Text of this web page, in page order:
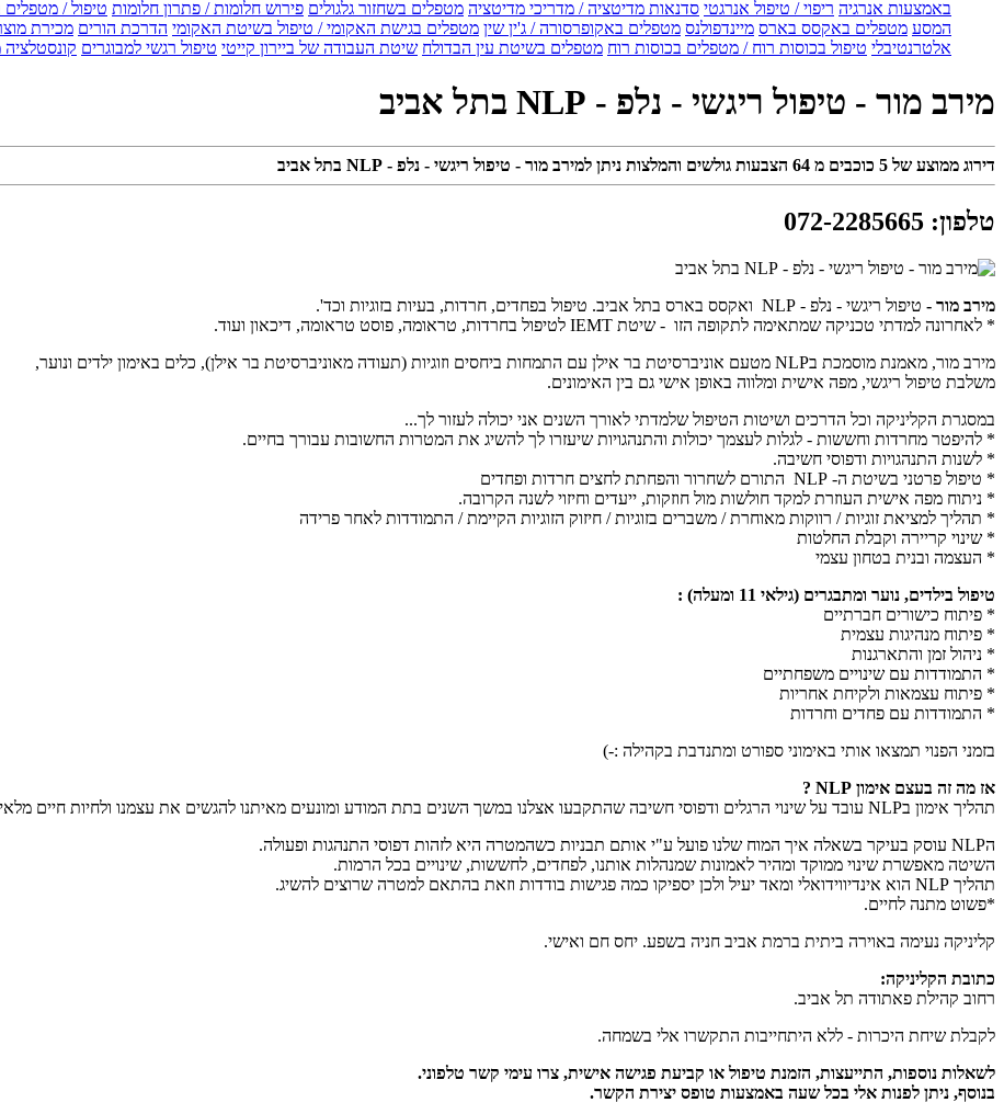
באמצעות אנרגיה ריפוי / טיפול אנרגטי סדנאות מדיטציה / מדריכי מדיטציה מטפלים בשחזור גלגולים פירוש חלומות / פתרון חלומות טיפול /
המסע מטפלים באקסס בארס מיינדפולנס מטפלים באקופרסורה / ג'ין שין מטפלים בגישת האקומי / טיפול בשיטת האקומי הדרכת הורים מכירת
אלטרנטיבלי טיפול בכוסות רוח / מטפלים בכוסות רוח מטפלים בשיטת עין הבדולח שיטת העבודה של ביירון קייטי טיפול רגשי למבוגרים
מירב מור - טיפול ריגשי - נלפ - NLP בתל אביב
דירוג ממוצע של 5 כוכבים מ 64 הצבעות גולשים והמלצות ניתן למירב מור - טיפול ריגשי - נלפ - NLP בתל אביב
טלפון:
072-2285665
מירב מור - טיפול ריגשי - נלפ - NLP ואקסס בארס בתל אביב. טיפול בפחדים, חרדות, בעיות בזוגיות וכד'.
* לאחרונה למדתי טכניקה שמתאימה לתקופה הזו - שיטת IEMT לטיפול בחרדות, טראומה, פוסט טראומה, דיכאון ועוד.
מירב מור, מאמנת מוסמכת בNLP מטעם אוניברסיטת בר אילן עם התמחות ביחסים וזוגיות (תעודה מאוניברסיטת בר אילן), כלים באימון ילדים ונוער,
משלבת טיפול ריגשי, מפה אישית ומלווה באופן אישי גם בין האימונים.
במסגרת הקליניקה וכל הדרכים ושיטות הטיפול שלמדתי לאורך השנים אני יכולה לעזור לך...
* להיפטר מחרדות וחששות - לגלות לעצמך יכולות והתנהגויות שיעזרו לך להשיג את המטרות החשובות עבורך בחיים.
* לשנות התנהגויות ודפוסי חשיבה.
* טיפול פרטני בשיטת ה- NLP התורם לשחרור והפחתת לחצים חרדות ופחדים
* ניתוח מפה אישית העוזרת למקד חולשות מול חוזקות, ייעדים וחיזוי לשנה הקרובה.
* תהליך למציאת זוגיות / רווקות מאוחרת / משברים בזוגיות / חיזוק הזוגיות הקיימת / התמודדות לאחר פרידה
* שינוי קריירה וקבלת החלטות
* העצמה ובנית בטחון עצמי
טיפול בילדים, נוער ומתבגרים (גילאי 11 ומעלה) :
* פיתוח כישורים חברתיים
* פיתוח מנהיגות עצמית
* ניהול זמן והתארגנות
* התמודדות עם שינויים משפחתיים
* פיתוח עצמאות ולקיחת אחריות
* התמודדות עם פחדים וחרדות
בזמני הפנוי תמצאו אותי באימוני ספורט ומתנדבת בקהילה :-)
אז מה זה בעצם אימון NLP ?
תהליך אימון בNLP עובד על שינוי הרגלים ודפוסי חשיבה שהתקבעו אצלנו במשך השנים בתת המודע ומונעים מאיתנו להגשים את עצמנו ולחיות חיים מלאים, שמחים ומאושרים.
הNLP עוסק בעיקר בשאלה איך המוח שלנו פועל ע"י אותם תבניות כשהמטרה היא לזהות דפוסי התנהגות ופעולה.
השיטה מאפשרת שינוי ממוקד ומהיר לאמונות שמנהלות אותנו, לפחדים, לחששות, שינויים בכל הרמות.
תהליך NLP הוא אינדיווידואלי ומאד יעיל ולכן יספיקו כמה פגישות בודדות וזאת בהתאם למטרה שרוצים להשיג.
*פשוט מתנה לחיים.
קליניקה נעימה באוירה ביתית ברמת אביב חניה בשפע. יחס חם ואישי.
כתובת הקליניקה:
רחוב קהילת פאתודה תל אביב.
לקבלת שיחת היכרות - ללא היתחייבות התקשרו אלי בשמחה.
לשאלות נוספות, התייעצות, הזמנת טיפול או קביעת פגישה אישית, צרו עימי קשר טלפוני.
בנוסף, ניתן לפנות אלי בכל שעה באמצעות טופס יצירת הקשר.